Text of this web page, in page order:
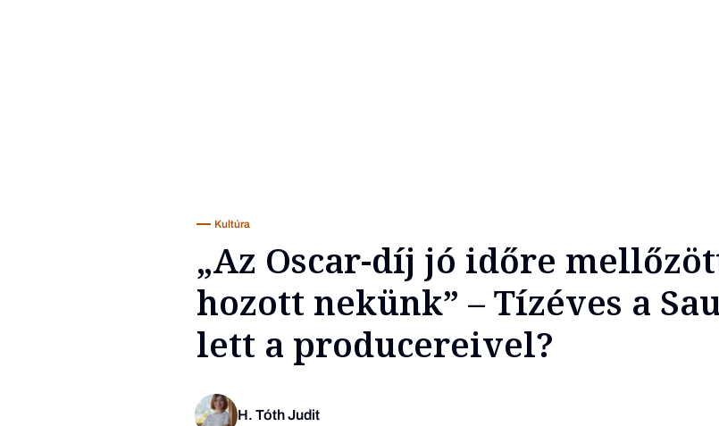
Kultúra
„Az Oscar-díj jó időre
hozott nekünk” – Tízéves a
lett a producereivel?
H. Tóth Judit